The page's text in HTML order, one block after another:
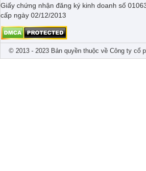
Giấy chứng nhận đăng ký kinh doanh số
cấp ngày 02/12/2013
© 2013 - 2023 Bản quyền thuộc về Công ty cổ